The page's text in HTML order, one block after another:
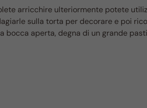
arricchire ulteriormente potete
sulla torta per decorare e poi
bocca aperta, degna di un grande